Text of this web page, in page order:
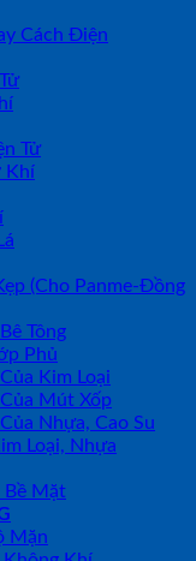
Cách Điện
Tử
Khí
(Cho Panme-Đồng
Tông
Phủ
Kim Loại
Mút Xốp
Nhựa, Cao Su
Loại, Nhựa
Bề Mặt
Mặn